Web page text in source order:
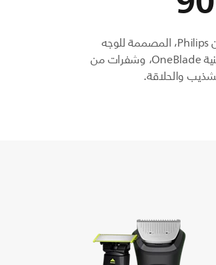
ابتكر أسلوبك المميز مع آلة التشذيب المتكاملة من السلسلة 9000 من Philips، المصممة للوجه
والرأس والجسم. تتضمن هذه المجموعة النهائية للعناية آلات مبتكرة بتقنية OneBlade، وشفرات من